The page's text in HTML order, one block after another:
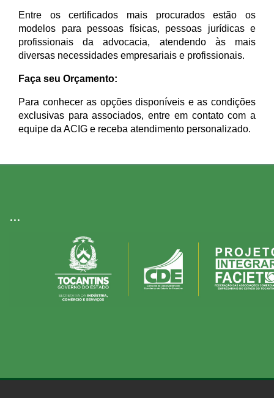
Entre os certificados mais procurados estão os
modelos para pessoas físicas, pessoas jurídicas e
profissionais da advocacia, atendendo às mais
diversas necessidades empresariais e profissionais.
Faça seu Orçamento:
Para conhecer as opções disponíveis e as condições
exclusivas para associados, entre em contato com a
equipe da ACIG e receba atendimento personalizado.
...